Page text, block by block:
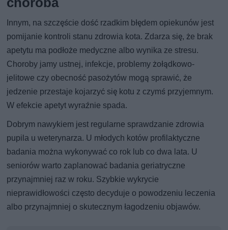
Innym, na szczęście dość rzadkim błędem opiekunów jest
pomijanie kontroli stanu zdrowia kota. Zdarza się, że brak
apetytu ma podłoże medyczne albo wynika ze stresu.
Choroby jamy ustnej, infekcje, problemy żołądkowo-
jelitowe czy obecność pasożytów mogą sprawić, że
jedzenie przestaje kojarzyć się kotu z czymś przyjemnym.
W efekcie apetyt wyraźnie spada.
Dobrym nawykiem jest regularne sprawdzanie zdrowia
pupila u weterynarza. U młodych kotów profilaktyczne
badania można wykonywać co rok lub co dwa lata. U
seniorów warto zaplanować badania geriatryczne
przynajmniej raz w roku. Szybkie wykrycie
nieprawidłowości często decyduje o powodzeniu leczenia
albo przynajmniej o skutecznym łagodzeniu objawów.